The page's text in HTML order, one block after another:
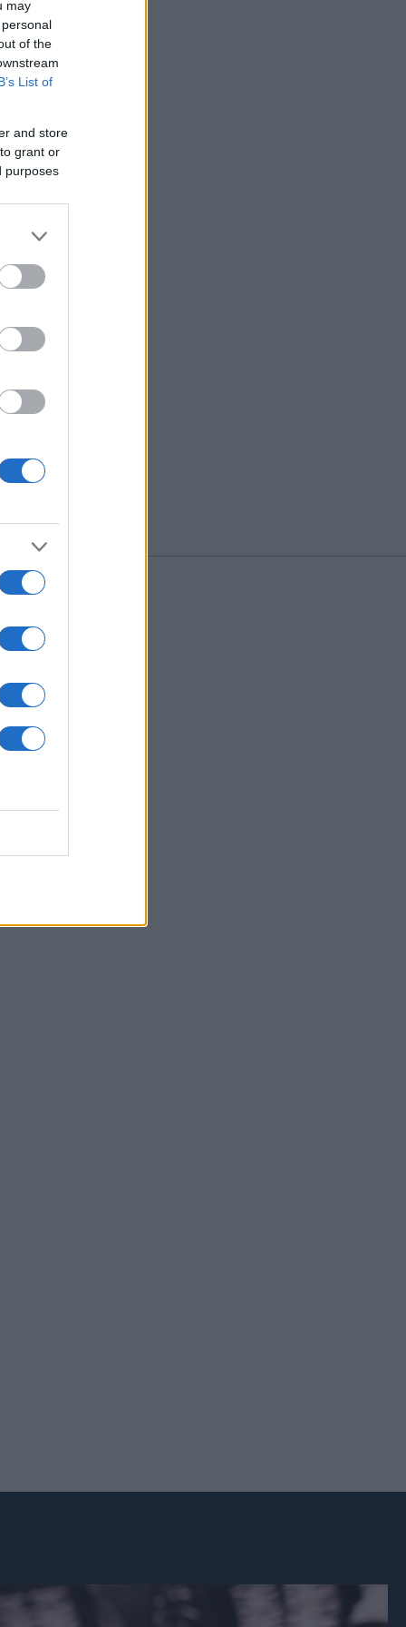
may
of the
List of
and store
grant or
purposes